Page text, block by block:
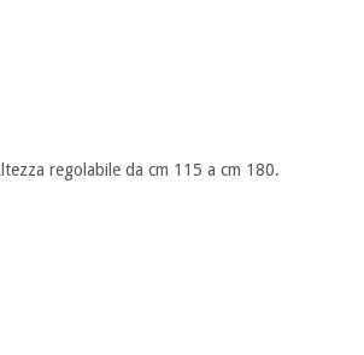
regolabile da cm 115 a cm 180.